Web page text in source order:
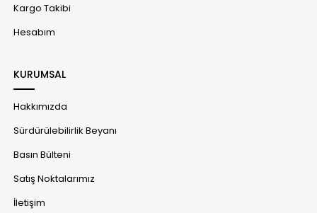
Kargo Takibi
Hesabım
KURUMSAL
Hakkımızda
Sürdürülebilirlik Beyanı
Basın Bülteni
Satış Noktalarımız
İletişim